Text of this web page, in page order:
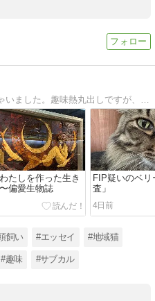
わたしを作った生き
偏愛生物誌
FIP疑いのベリ
査」
4日前
飼い #エッセイ #地域猫
#趣味 #サブカル